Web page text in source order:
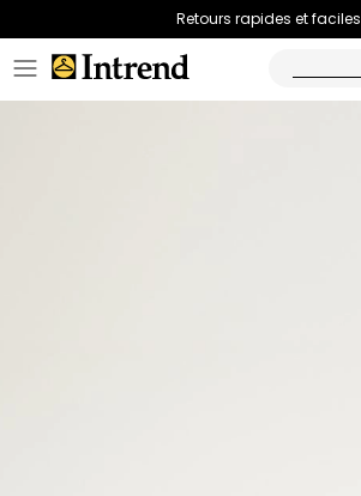
Retours rapides et faciles